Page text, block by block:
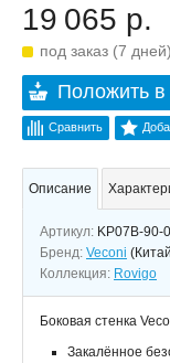
19 065 р.
под заказ (7 дней)
Положить в
Сравнить
Описание
Артикул: KP07B-90-
Бренд: Veconi
Коллекция: Rovigo
Боковая стенка
Закалённое